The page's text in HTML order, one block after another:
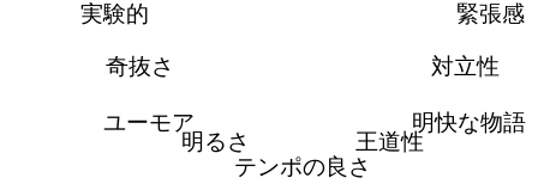
緊張感
対立性
明快な物語
王道性
テンポの良さ
明るさ
ユーモア
奇抜さ
実験的